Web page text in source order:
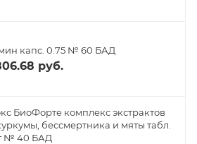
капс. 0.75 № 60 БАД
руб.
БиоФорте комплекс экстрактов
бессмертника и мяты табл.
№ 40 БАД